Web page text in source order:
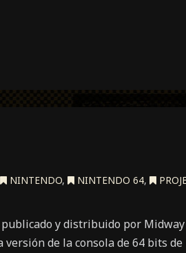
NINTENDO, NINTENDO 64,
publicado y distribuido por
de la consola de 64 bits